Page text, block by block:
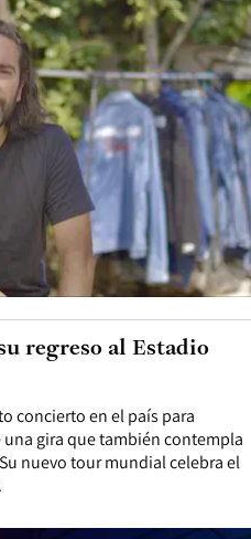
concierto en el país para
gira que también contempla
nuevo tour mundial celebra el
regreso al Estadio